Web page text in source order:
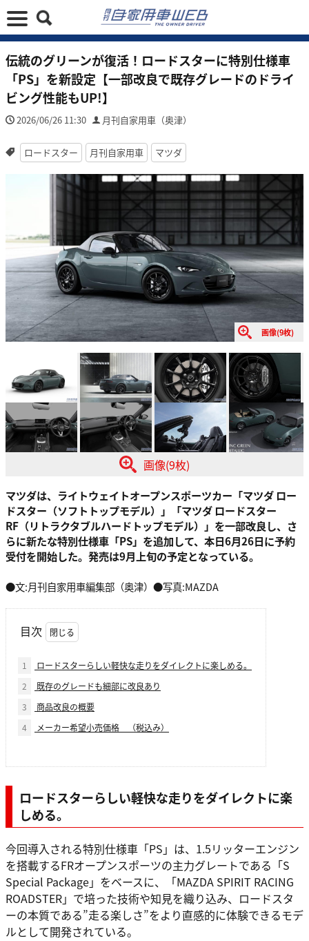
伝統のグリーンが復活！ロードスターに特別仕様車
「PS」を新設定【一部改良で既存グレードのドライ
ビング性能もUP!】
2026/06/26 11:30 月刊自家用車（奥津）
ロードスター 月刊自家用車 マツダ
画像(9枚)
画像(9枚)
マツダは、ライトウェイトオープンスポーツカー「マツダ ロー
ドスター（ソフトトップモデル）」「マツダ ロードスター
RF（リトラクタブルハードトップモデル）」を一部改良し、さ
らに新たな特別仕様車「PS」を追加して、本日6月26日に予約
受付を開始した。発売は9月上旬の予定となっている。
●文:月刊自家用車編集部（奥津）●写真:MAZDA
目次
1
ロードスターらしい軽快な走りをダイレクトに楽しめる。
2
既存のグレードも細部に改良あり
3
商品改良の概要
4
メーカー希望小売価格 （税込み）
ロードスターらしい軽快な走りをダイレクトに楽
しめる。
今回導入される特別仕様車「PS」は、1.5リッターエンジン
を搭載するFRオープンスポーツの主力グレートである「S
Special Package」をベースに、「MAZDA SPIRIT RACING
ROADSTER」で培った技術や知見を織り込み、ロードスタ
ーの本質である”走る楽しさ”をより直感的に体験できるモデ
ルとして開発されている。